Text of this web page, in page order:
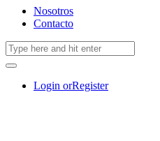
Nosotros
Contacto
Login orRegister